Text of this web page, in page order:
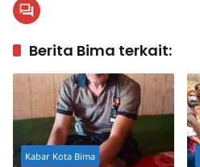
Berita Bima terkait:
Kabar Kota Bima